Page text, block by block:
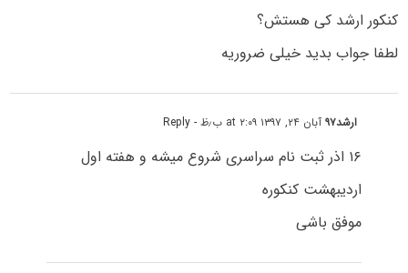
کنکور ارشد کی هستش؟
لطفا جواب بدید خیلی ضروریه
ارشد۹۷ آبان ۲۴, ۱۳۹۷ at ۲:۰۹ ب٫ظ - Reply
۱۶ اذر ثبت نام سراسری شروع میشه و هفته اول
اردیبهشت کنکوره
موفق باشی